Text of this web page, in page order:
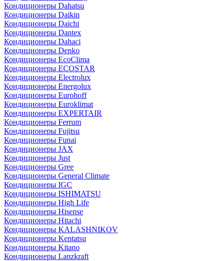
Кондиционеры Dahatsu
Кондиционеры Daikin
Кондиционеры Daichi
Кондиционеры Dantex
Кондиционеры Dahaci
Кондиционеры Denko
Кондиционеры EcoClima
Кондиционеры ECOSTAR
Кондиционеры Electrolux
Кондиционеры Energolux
Кондиционеры Eurohoff
Кондиционеры Euroklimat
Кондиционеры EXPERTAIR
Кондиционеры Ferrum
Кондиционеры Fujitsu
Кондиционеры Funai
Кондиционеры JAX
Кондиционеры Just
Кондиционеры Gree
Кондиционеры General Climate
Кондиционеры IGC
Кондиционеры ISHIMATSU
Кондиционеры High Life
Кондиционеры Hisense
Кондиционеры Hitachi
Кондиционеры KALASHNIKOV
Кондиционеры Kentatsu
Кондиционеры Kitano
Кондиционеры Lanzkraft